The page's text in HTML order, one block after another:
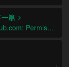
篇
fatal: Could not read from remote repository.